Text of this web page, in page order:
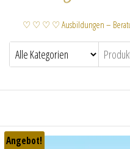
♡ ♡ ♡ ♡ Ausbildungen –
Angebot!